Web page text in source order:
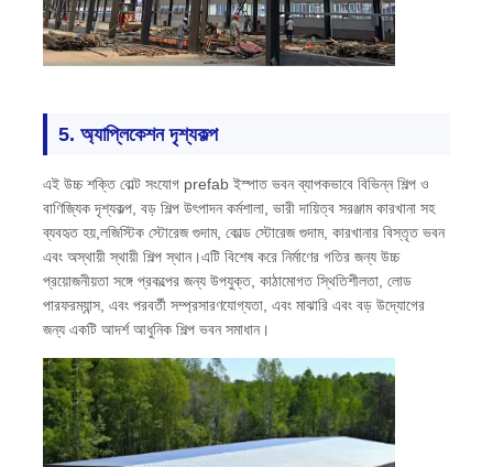
5. অ্যাপ্লিকেশন দৃশ্যকল্প
এই উচ্চ শক্তি বোল্ট সংযোগ prefab ইস্পাত ভবন ব্যাপকভাবে বিভিন্ন শিল্প ও
বাণিজ্যিক দৃশ্যকল্প, বড় শিল্প উৎপাদন কর্মশালা, ভারী দায়িত্ব সরঞ্জাম কারখানা সহ
ব্যবহৃত হয়,লজিস্টিক স্টোরেজ গুদাম, কোল্ড স্টোরেজ গুদাম, কারখানার বিস্তৃত ভবন
এবং অস্থায়ী স্থায়ী শিল্প স্থান।এটি বিশেষ করে নির্মাণের গতির জন্য উচ্চ
প্রয়োজনীয়তা সঙ্গে প্রকল্পের জন্য উপযুক্ত, কাঠামোগত স্থিতিশীলতা, লোড
পারফরম্যান্স, এবং পরবর্তী সম্প্রসারণযোগ্যতা, এবং মাঝারি এবং বড় উদ্যোগের
জন্য একটি আদর্শ আধুনিক শিল্প ভবন সমাধান।